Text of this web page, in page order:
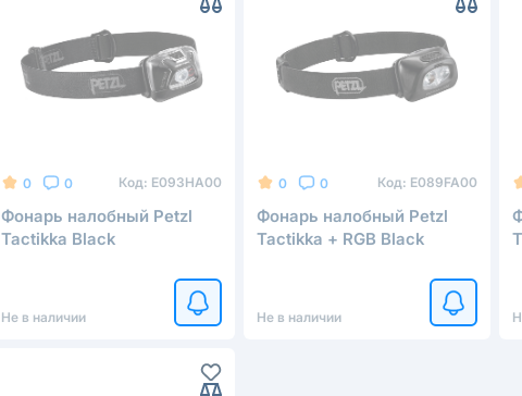
0 0 Код: E093HA00
Фонарь налобный Petzl
Tactikka Black
Не в наличии
0 0 Код: E089FA00
Фонарь налобный Petzl
Tactikka + RGB Black
Не в наличии